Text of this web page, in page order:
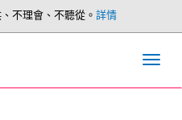
不理會、不聽從。 詳情